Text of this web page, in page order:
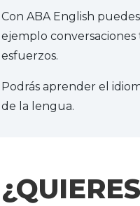
Con ABA English
ejemplo conversaciones
esfuerzos.
Podrás aprender el
de la lengua.